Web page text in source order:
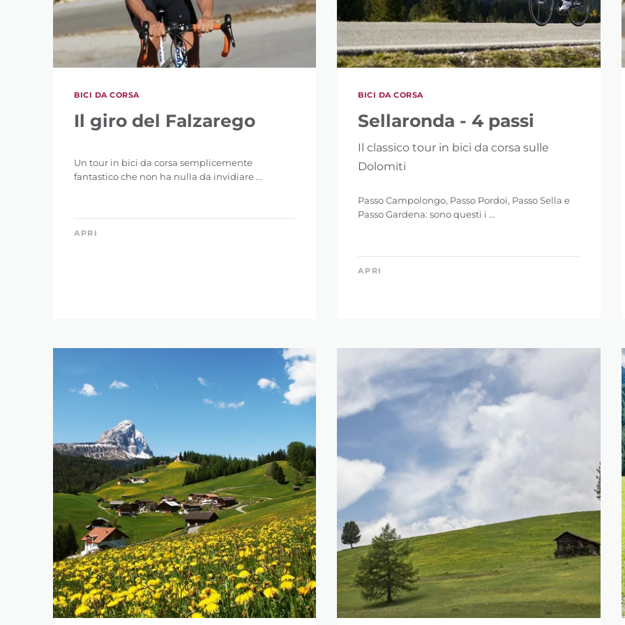
RAFFINA LA RICERCA
PAROLA CHIAVE
BICI DA CORSA
Il giro del Falzarego
Un tour in bici da corsa semplicemente
fantastico che non ha nulla da invidiare ...
APRI
BICI DA CORSA
Sellaronda - 4 passi
Il classico tour in bici da corsa sulle
Dolomiti
Passo Campolongo, Passo Pordoi, Passo Sella e
Passo Gardena: sono questi i ...
APRI